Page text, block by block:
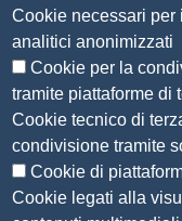
Bandi di concorso
Bandi di gara e
Provvedimenti
Attività e
Seguici su
Cookie necessari per
analitici anonimizzati
Cookie per la
tramite piattaforme di
Cookie tecnico di
condivisione tramite
Cookie di
Cookie legati alla